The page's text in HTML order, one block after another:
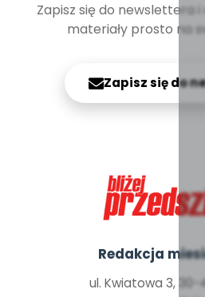
Zapisz się do newslettera
materiały prosto na
Zapisz się do
Redakcja
ul. Kwiatowa 3, 30-